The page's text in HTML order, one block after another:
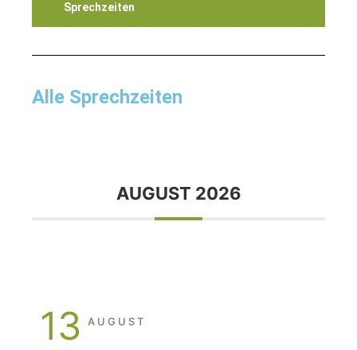
Sprechzeiten
Alle Sprechzeiten
AUGUST 2026
13 AUGUST